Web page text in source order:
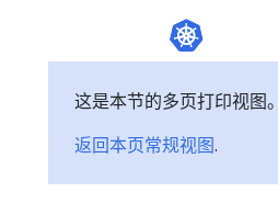
这是本节的多页打印视图。
返回本页常规视图.